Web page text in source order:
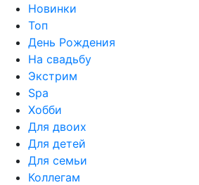
Новинки
Топ
День Рождения
На свадьбу
Экстрим
Spa
Хобби
Для двоих
Для детей
Для семьи
Коллегам